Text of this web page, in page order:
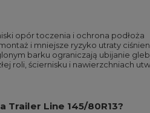
opór toczenia i ochrona podłoża
i mniejsze ryzyko utraty
barku ograniczają ubijanie
roli, ściernisku i nawierzchniach
Trailer Line 145/80R13?